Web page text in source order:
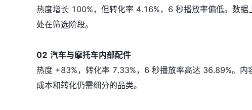
热度增长 100%，但转化率 4.16%，6 秒播放率偏低。数
处在筛选阶段。
02 汽车与摩托车内部配件
热度 +83%，转化率 7.33%，6 秒播放率高达 36.89%。内
成本和转化仍需细分的品类。